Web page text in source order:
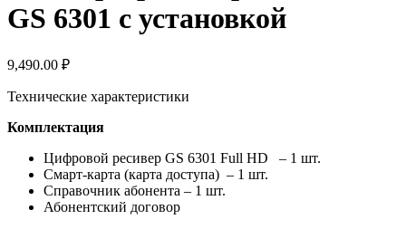
GS 6301 с установкой
9,490.00 ₽
Технические характеристики
Комплектация
Цифровой ресивер GS 6301 Full HD – 1 шт.
Смарт-карта (карта доступа) – 1 шт.
Справочник абонента – 1 шт.
Абонентский договор